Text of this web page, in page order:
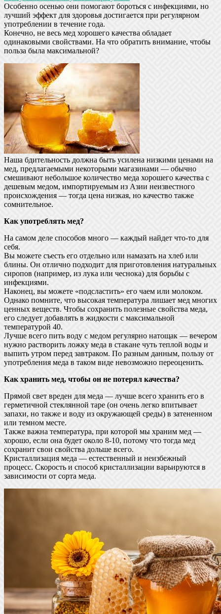
Особенно осенью они помогают бороться с инфекциями, но
лучший эффект для здоровья достигается при регулярном
употреблении в течение года.
Конечно, не весь мед хорошего качества обладает
одинаковыми свойствами. На что обратить внимание, чтобы
польза была максимальной?
Наша бдительность должна быть усилена низкими ценами на
мед, предлагаемыми некоторыми магазинами — обычно
смешивают небольшое количество меда хорошего качества с
дешевым медом, импортируемым из Азии неизвестного
происхождения — тогда цена низкая, но качество также
сомнительное.
Как употреблять мед?
На самом деле способов много — каждый найдет что-то для
себя.
Вы можете съесть его отдельно или намазать на хлеб или
блины. Он отлично подходит для приготовления натуральных
сиропов (например, из лука или чеснока) для борьбы с
инфекциями.
Наконец, вы можете «подсластить» его чаем или молоком.
Однако помните, что высокая температура лишает мед многих
ценных веществ. Чтобы сохранить полезные свойства меда,
его следует добавлять в жидкости с максимальной
температурой 40.
Лучше всего пить воду с медом регулярно натощак — вечером
нужно растворить ложку меда в стакане чуть теплой воды и
выпить утром перед завтраком. По разным данным, пользу от
употребления меда в таком виде невозможно переоценить.
Как хранить мед, чтобы он не потерял качества?
Прямой свет вреден для меда — лучше всего хранить его в
герметичной стеклянной таре (он очень легко впитывает
запахи, но также и воду из окружающей среды) в затененном
или темном месте.
Также важна температура, при которой мы храним мед —
хорошо, если она будет около 8-10, потому что тогда мед
сохранит свои свойства дольше всего.
Кристаллизация меда — естественный и неизбежный
процесс. Скорость и способ кристаллизации варьируются в
зависимости от сорта меда.